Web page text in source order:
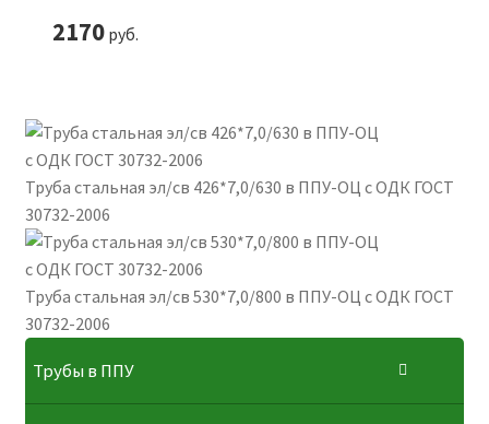
2170руб.
Труба стальная эл/св 426*7,0/630 в ППУ-ОЦ с ОДК ГОСТ
30732-2006
Труба стальная эл/св 530*7,0/800 в ППУ-ОЦ с ОДК ГОСТ
30732-2006
Трубы в ППУ